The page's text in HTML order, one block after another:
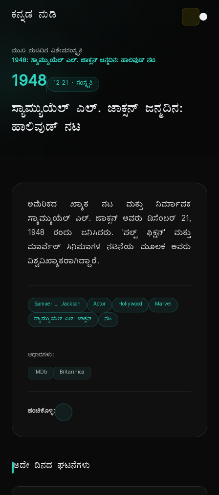
ಕನ್ನಡ ನುಡಿ
ಮುಖ ಪುಟದಿನ ವಿಶೇಷಸಂಸ್ಕೃತಿ
1948: ಸ್ಯಾಮ್ಯುಯೆಲ್ ಎಲ್. ಜಾಕ್ಸನ್ ಜನ್ಮದಿನ: ಹಾಲಿವುಡ್ ನಟ
1948 12-21 · ಸಂಸ್ಕೃತಿ
ಸ್ಯಾಮ್ಯುಯೆಲ್ ಎಲ್. ಜಾಕ್ಸನ್ ಜನ್ಮದಿನ:
ಹಾಲಿವುಡ್ ನಟ
ಅಮೆರಿಕದ ಖ್ಯಾತ ನಟ ಮತ್ತು ನಿರ್ಮಾಪಕ
ಸ್ಯಾಮ್ಯುಯೆಲ್ ಎಲ್. ಜಾಕ್ಸನ್ ಅವರು ಡಿಸೆಂಬರ್ 21,
1948 ರಂದು ಜನಿಸಿದರು. 'ಪಲ್ಪ್ ಫಿಕ್ಷನ್' ಮತ್ತು
ಮಾರ್ವೆಲ್ ಸಿನಿಮಾಗಳ ನಟನೆಯ ಮೂಲಕ ಅವರು
ವಿಶ್ವವಿಖ್ಯಾತರಾಗಿದ್ದಾರೆ.
Samuel L. Jackson Actor Hollywood Marvel
ಸ್ಯಾಮ್ಯುಯೆಲ್ ಎಲ್. ಜಾಕ್ಸನ್ ನಟ
ಆಧಾರಗಳು:
IMDb Britannica
ಹಂಚಿಕೊಳ್ಳಿ:
ಅದೇ ದಿನದ ಘಟನೆಗಳು